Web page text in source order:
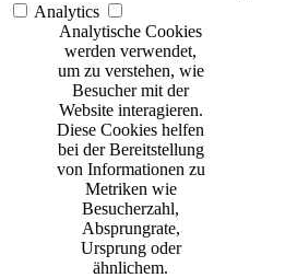
Analytics
Analytische Cookies
werden verwendet,
um zu verstehen, wie
Besucher mit der
Website interagieren.
Diese Cookies helfen
bei der Bereitstellung
von Informationen zu
Metriken wie
Besucherzahl,
Absprungrate,
Ursprung oder
ähnlichem.